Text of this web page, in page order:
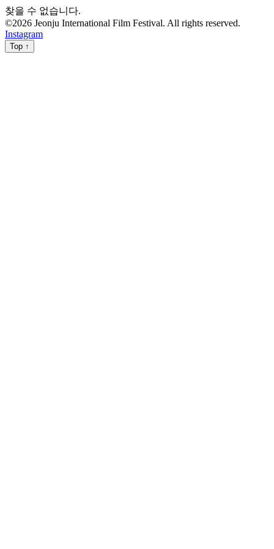
찾을 수 없습니다.
©2026 Jeonju International Film Festival. All rights reserved.
Instagram
Top ↑